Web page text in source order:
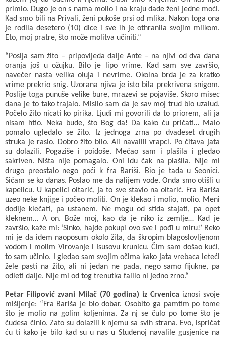
primio. Dugo je on s nama molio i na kraju dade ženi jedne moći.
Kad smo bili na Privali, ženi pukoše prsi od mlika. Nakon toga ona
je rodila desetero (10) dice i sve ih je othranila svojim mlikom.
Eto, moj pratre, što može molitva učiniti.“
“Posija sam žito – pripovijeda dalje Ante – na njivi od dva dana
oranja još u ožujku. Bilo je lipo vrime. Kad sam sve završio,
navečer nasta velika oluja i nevrime. Okolna brda je za kratko
vrime prekrio snig. Uzorana njiva je isto bila prekrivena snigom.
Poslije toga punuše velike bure, mrazevi se pojaviše. Skoro misec
dana je to tako trajalo. Mislio sam da je sav moj trud bio uzalud.
Počelo žito nicati ko pirika. Ljudi mi govorili da to priorem, ali ja
nisam htio. Neka bude, što Bog da! Da kako ću pričati… Malo
pomalo ugledalo se žito. Iz jednoga zrna po dvadeset drugih
struka je raslo. Dobro žito bilo. Ali navalili vrapci. Po čitava jata
su dolazili. Pogaziše i poidoše. Mećao sam i plašila i gledao
sakriven. Ništa nije pomagalo. Oni idu čak na plašila. Nije mi
drugo preostalo nego poći k fra Bariši. Bio je tada u Seonici.
Sićam se ko danas. Poslao me da nalijem vode. Onda smo otišli u
kapelicu. U kapelici oltarić, ja to sve stavio na oltarić. Fra Bariša
uzeo neke knjige i počeo moliti. On je klekao i molio, molio. Meni
dodije klečati, pa ustanem. Ne mogu od stida stajati, pa opet
kleknem… A on. Bože moj, kao da je niko iz zemlje… Kad je
završio, kaže mi: ‘Sinko, hajde pokupi ovo sve i pođi u miru!’ Reko
mi je da idem naoposum okolo žita, da škropim blagoslovljenom
vodom i molim Virovanje i Isusovu krunicu. Čim sam došao kući,
to sam učinio. I gledao sam svojim očima kako jata vrebaca leteći
žele pasti na žito, ali ni jedan ne pada, nego samo fijukne, pa
odleti dalje. Nije mi od tog trenutka falilo ni jedno zrno.“
Petar Filipović zvani Milač (70 godina) iz Crvenica iznosi svoje
mišljenje: “Fra Bariša je bio dobar. Osobito ga pamtim po tome
što je molio na golim koljenima. Za nj se čulo po tome što je
čudesa činio. Zato su dolazili k njemu sa svih strana. Evo, ispričat
ću ti kako je bilo kad su u nas u Studenoj navalile gusjenice na